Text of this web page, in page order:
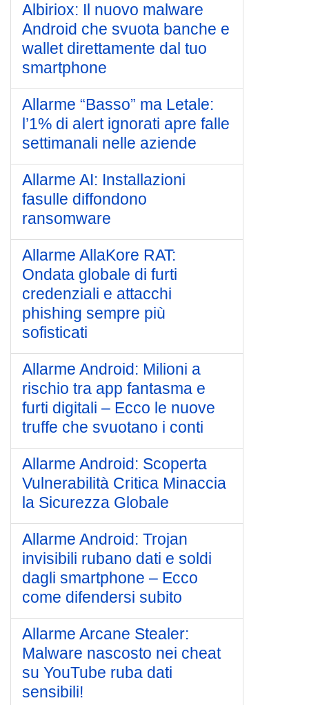
Albiriox: Il nuovo malware
Android che svuota banche e
wallet direttamente dal tuo
smartphone
Allarme “Basso” ma Letale:
l’1% di alert ignorati apre falle
settimanali nelle aziende
Allarme AI: Installazioni
fasulle diffondono
ransomware
Allarme AllaKore RAT:
Ondata globale di furti
credenziali e attacchi
phishing sempre più
sofisticati
Allarme Android: Milioni a
rischio tra app fantasma e
furti digitali – Ecco le nuove
truffe che svuotano i conti
Allarme Android: Scoperta
Vulnerabilità Critica Minaccia
la Sicurezza Globale
Allarme Android: Trojan
invisibili rubano dati e soldi
dagli smartphone – Ecco
come difendersi subito
Allarme Arcane Stealer:
Malware nascosto nei cheat
su YouTube ruba dati
sensibili!